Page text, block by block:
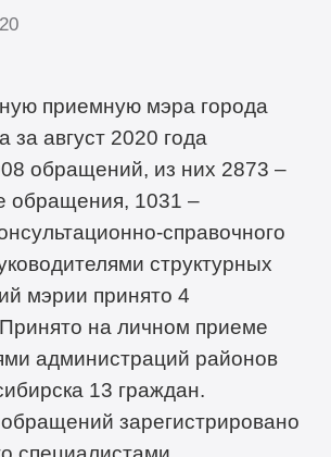
приемную мэра города
за август 2020 года
обращений, из них 2873 –
обращения, 1031 –
справочного
структурных
мэрии принято 4
на личном приеме
администраций районов
13 граждан.
зарегистрировано